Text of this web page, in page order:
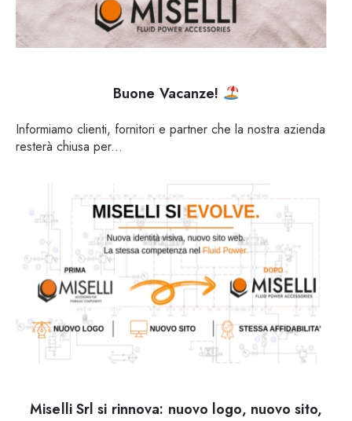
Buone Vacanze!
Informiamo clienti, fornitori e partner che la nostra azienda
resterà chiusa per...
Miselli Srl si rinnova: nuovo logo, nuovo sito,